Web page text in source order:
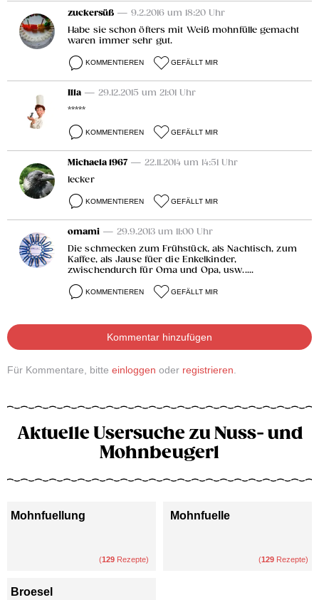
zuckersüß — 9.2.2016 um 18:20 Uhr
Habe sie schon öfters mit Weiß mohnfülle gemacht
waren immer sehr gut.
KOMMENTIEREN GEFÄLLT MIR
Illa — 29.12.2015 um 21:01 Uhr
*****
KOMMENTIEREN GEFÄLLT MIR
Michaela 1967 — 22.11.2014 um 14:51 Uhr
lecker
KOMMENTIEREN GEFÄLLT MIR
omami — 29.9.2013 um 11:00 Uhr
Die schmecken zum Frühstück, als Nachtisch, zum
Kaffee, als Jause füer die Enkelkinder,
zwischendurch für Oma und Opa, usw.....
KOMMENTIEREN GEFÄLLT MIR
Kommentar hinzufügen
Für Kommentare, bitte einloggen oder registrieren
Aktuelle Usersuche zu Nuss- und
Mohnbeugerl
Mohnfuellung
(129 Rezepte)
Mohnfuelle
(129 Rezepte)
Broesel